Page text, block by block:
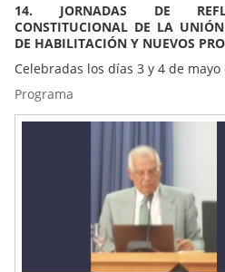
14. JORNADAS DE
CONSTITUCIONAL DE LA
DE HABILITACIÓN Y NUEVOS
Celebradas los días 3 y 4 de mayo
Programa